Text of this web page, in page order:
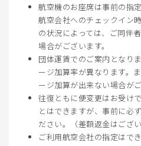
航空機のお座席は事前の指
航空会社へのチェックイン
の状況によっては、ご同伴
場合がございます。
団体運賃でのご案内となり
ージ加算率が異なります。
ージ加算が出来ない場合がご
往復ともに便変更はお受け
とはできますが、事前に必
ださい。（差額返金はござい
ご利用航空会社の指定はでき